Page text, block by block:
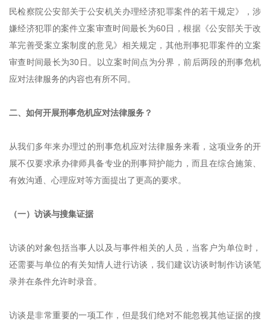
民检察院公安部关于公安机关办理经济犯罪案件的若干规定》，涉
嫌经济犯罪的案件立案审查时间最长为60日，根据《公安部关于改
革完善受案立案制度的意见》相关规定，其他刑事犯罪案件的立案
审查时间最长为30日。以立案时间点为分界，前后两段的刑事危机
应对法律服务的内容也有所不同。
二、如何开展刑事危机应对法律服务？
从我们多年来办理过的刑事危机应对法律服务来看，这项业务的开
展不仅要求承办律师具备专业的刑事辩护能力，而且在综合施策、
有效沟通、心理应对等方面提出了更高的要求。
（一）访谈与搜集证据
访谈的对象包括当事人以及与事件相关的人员，当客户为单位时，
还需要与单位的有关知情人进行访谈，我们建议访谈时制作访谈笔
录并在条件允许时录音。
访谈是非常重要的一项工作，但是我们绝对不能忽视其他证据的搜